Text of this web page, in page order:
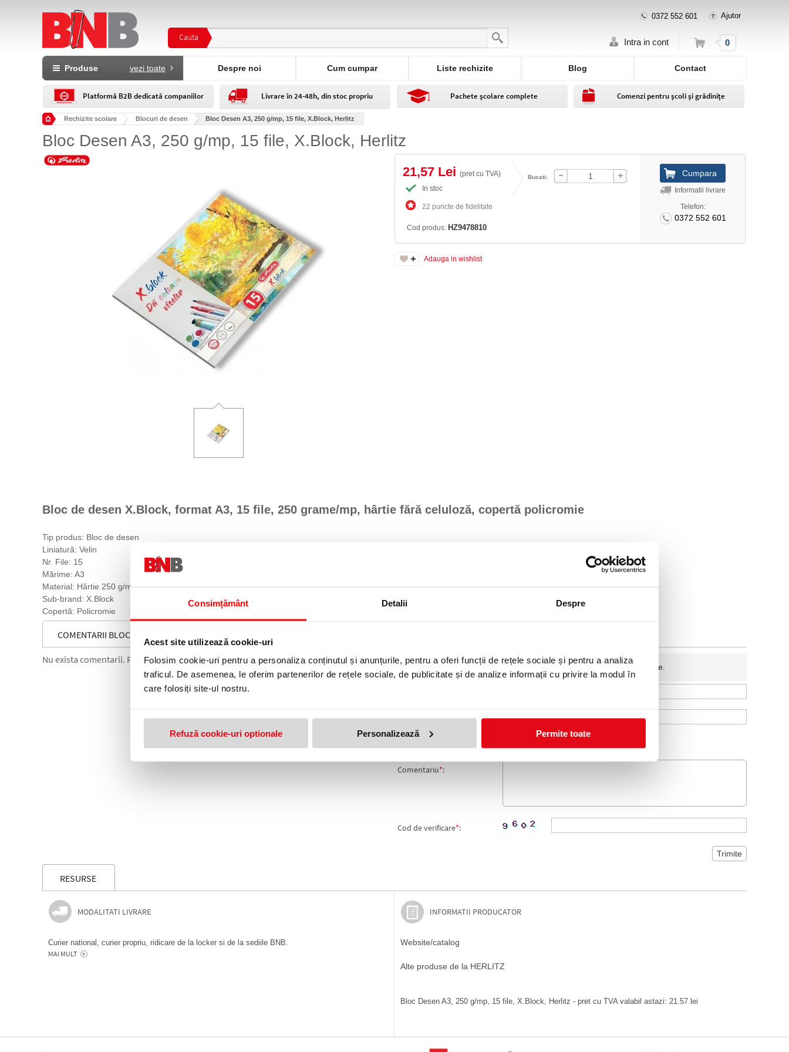
Consimțământ Detalii Despre
Acest site utilizează cookie-uri
Folosim cookie-uri pentru a personaliza conținutul și anunțurile, pentru a oferi funcții de rețele sociale și pentru a analiza
traficul. De asemenea, le oferim partenerilor de rețele sociale, de publicitate și de analize informații cu privire la modul în
care folosiți site-ul nostru.
Refuză cookie-uri optionale Personalizează Permite toate
Cauta
0372 552 601 Ajutor
Intra in cont Cos 0
Produse vezi toate Despre noi Cum cumpar Liste rechizite Blog Contact
Platformă B2B dedicată companiilor Livrare în 24-48h, din stoc propriu Pachete școlare complete Comenzi pentru școli și grădinițe
Rechizite scolare Blocuri de desen Bloc Desen A3, 250 g/mp, 15 file, X.Block, Herlitz
Bloc Desen A3, 250 g/mp, 15 file, X.Block, Herlitz
21,57 Lei (pret cu TVA)
In stoc
22 puncte de fidelitate
Bucati:
Cod produs: HZ9478810
Informatii livrare
Telefon:
0372 552 601
Adauga in wishlist
Bloc de desen X.Block, format A3, 15 file, 250 grame/mp, hârtie fără celuloză, copertă policromie
Tip produs: Bloc de desen
Liniatură: Velin
Nr. File: 15
Mărime: A3
Material: Hârtie 250 g/mp
Sub-brand: X.Block
Copertă: Policromie
COMENTARII BLOC DESEN A3, 250 G/MP, 15 FILE, X.BLOCK, HERLITZ
Nu exista comentarii. Fii primul care comenteaza acest produs!
Adresa de e-mail ramane confidentiala si nu va fi afisata pe site.
Email*:
Comentariu*:
Cod de verificare*:
RESURSE
MODALITATI LIVRARE
Curier national, curier propriu, ridicare de la locker si de la sediile BNB.
MAI MULT
INFORMATII PRODUCATOR
Website/catalog
Alte produse de la HERLITZ
Bloc Desen A3, 250 g/mp, 15 file, X.Block, Herlitz - pret cu TVA valabil astazi: 21.57 lei